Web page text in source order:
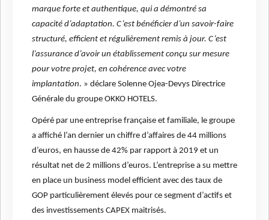
marque forte et authentique, qui a démontré sa
capacité d’adaptation. C’est bénéficier d’un savoir-faire
structuré, efficient et régulièrement remis à jour. C’est
l’assurance d’avoir un établissement conçu sur mesure
pour votre projet, en cohérence avec votre
implantation. » déclare Solenne Ojea-Devys Directrice
Générale du groupe OKKO HOTELS.
Opéré par une entreprise française et familiale, le groupe
a affiché l’an dernier un chiffre d’affaires de 44 millions
d’euros, en hausse de 42% par rapport à 2019 et un
résultat net de 2 millions d’euros. L’entreprise a su mettre
en place un business model efficient avec des taux de
GOP particulièrement élevés pour ce segment d’actifs et
des investissements CAPEX maitrisés.